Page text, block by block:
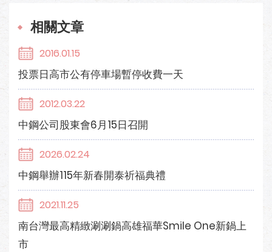
相關文章
2016.01.15
投票日高市公有停車場暫停收費一天
2012.03.22
中鋼公司股東會6月15日召開
2026.02.24
中鋼舉辦115年新春開泰祈福典禮
2021.11.25
南台灣最高精緻涮涮鍋高雄福華Smile One新鍋上
市